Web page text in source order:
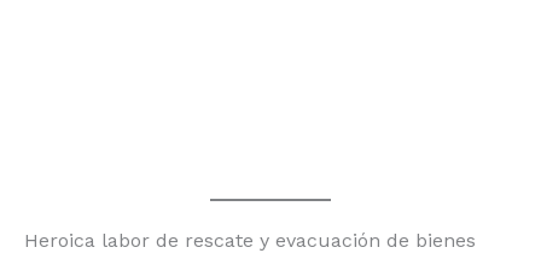
Heroica labor de rescate y evacuación de bienes